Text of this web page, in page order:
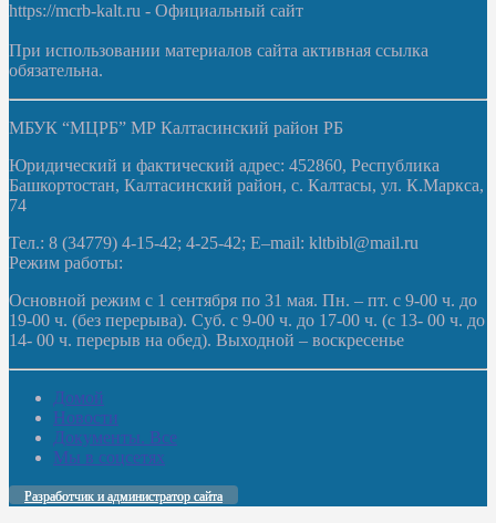
https://mcrb-kalt.ru - Официальный сайт
При использовании материалов сайта активная ссылка
обязательна.
МБУК “МЦРБ” МР Калтасинский район РБ
Юридический и фактический адрес: 452860, Республика
Башкортостан, Калтасинский район, с. Калтасы, ул. К.Маркса,
74
Тел.: 8 (34779) 4-15-42; 4-25-42; E–mail: kltbibl@mail.ru
Режим работы:
Основной режим с 1 сентября по 31 мая. Пн. – пт. с 9-00 ч. до
19-00 ч. (без перерыва). Суб. с 9-00 ч. до 17-00 ч. (с 13- 00 ч. до
14- 00 ч. перерыв на обед). Выходной – воскресенье
Домой
Новости
Документы. Все
Мы в соцсетях
Разработчик и администратор сайта